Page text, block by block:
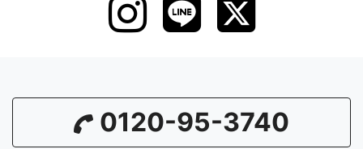
0120-95-3740